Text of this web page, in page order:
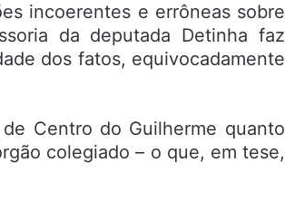
incoerentes e errôneas sobre
da deputada Detinha faz
dos fatos, equivocadamente
Centro do Guilherme quanto
colegiado – o que, em tese,